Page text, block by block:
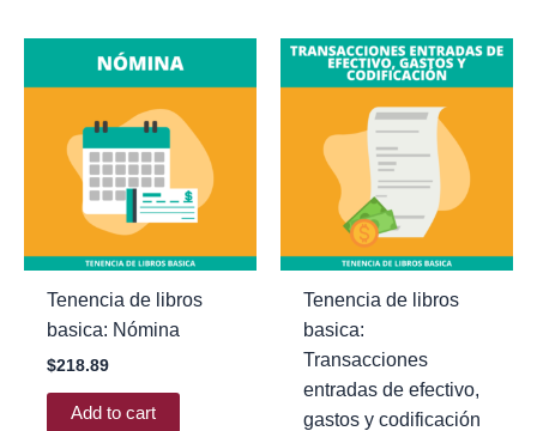
Tenencia de libros
basica: Nómina
$218.89
Add to cart
Tenencia de libros
basica:
Transacciones
entradas de efectivo,
gastos y codificación